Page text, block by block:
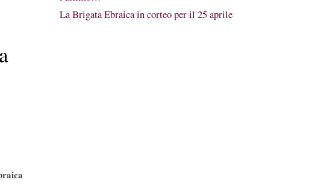
La Brigata Ebraica in corteo per il 25 aprile